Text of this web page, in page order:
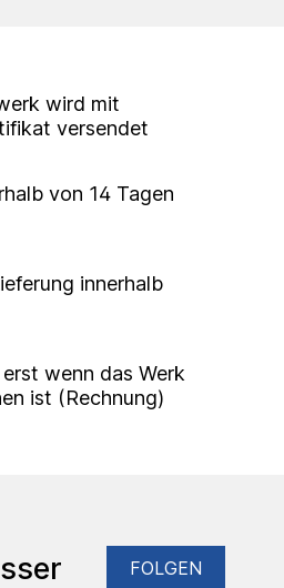
wird mit
versendet
von 14 Tagen
innerhalb
wenn das Werk
ist (Rechnung)
FOLGEN